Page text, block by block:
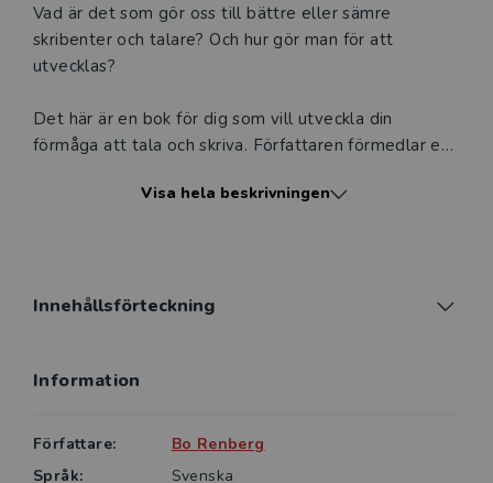
Vad är det som gör oss till bättre eller sämre
skribenter och talare? Och hur gör man för att
utvecklas?
Det här är en bok för dig som vill utveckla din
förmåga att tala och skriva. Författaren förmedlar ett
kommunikation som är av grundläggande betydelse
första kapitel, Språket ditt verktyg, diskuteras
kapitel behandlar skrivprocessens teori och praktik,
textbearbetning, texttyper och textflyt. Det
Visa hela beskrivningen
Innehållsförteckning
Information
Författare:
Bo Renberg
Språk:
Svenska